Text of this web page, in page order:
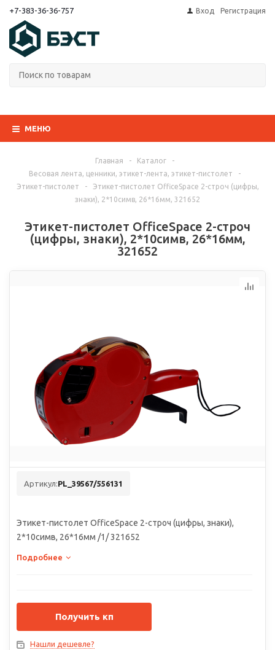
+7-383-36-36-757 Вход Регистрация
МЕНЮ
Главная - Каталог
-
Весовая лента, ценники, этикет-лента, этикет-пистолет
-
Этикет-пистолет
-
Этикет-пистолет OfficeSpace 2-строч (цифры,
знаки), 2*10симв, 26*16мм, 321652
Этикет-пистолет OfficeSpace 2-строч
(цифры, знаки), 2*10симв, 26*16мм,
321652
Артикул:PL_39567/556131
Этикет-пистолет OfficeSpace 2-строч (цифры, знаки),
2*10симв, 26*16мм /1/ 321652
Подробнее
Получить кп
Нашли дешевле?